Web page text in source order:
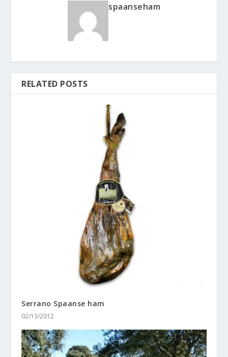
spaanseham
RELATED POSTS
Serrano Spaanse ham
02/13/2012